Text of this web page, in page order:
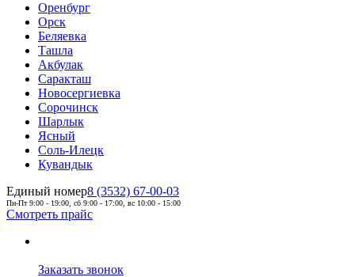
Оренбург
Орск
Беляевка
Ташла
Акбулак
Саракташ
Новосергиевка
Сорочинск
Шарлык
Ясный
Соль-Илецк
Кувандык
Единый номер8 (3532) 67-00-03
Пн-Пт 9:00 - 19:00, сб 9:00 - 17:00, вс 10:00 - 15:00
Смотреть прайс
Заказать звонок